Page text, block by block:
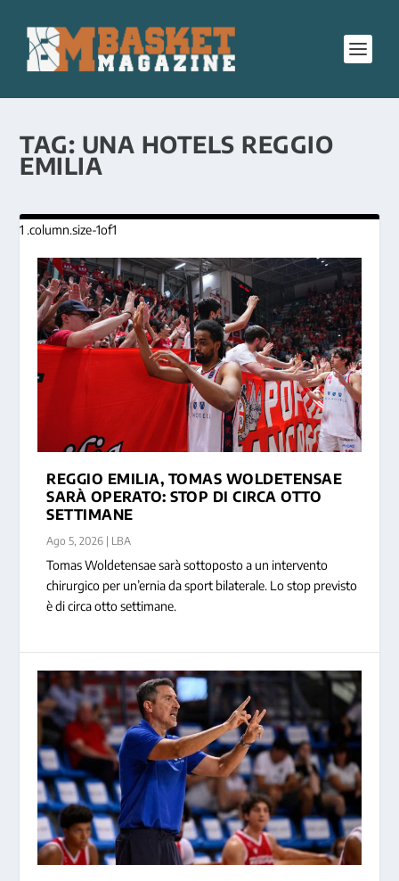
TAG: UNA HOTELS REGGIO
EMILIA
LORENZO UGLIETTI PRONTO A RIPARTIRE
CON REGGIO EMI...
REGGIO EMILIA, TOMAS WOLDETENSAE
SARÀ OPERATO: STOP DI CIRCA OTTO
SETTIMANE
Ago 5, 2026 | LBA
Tomas Woldetensae sarà sottoposto a un intervento
chirurgico per un’ernia da sport bilaterale. Lo stop previsto
è di circa otto settimane.